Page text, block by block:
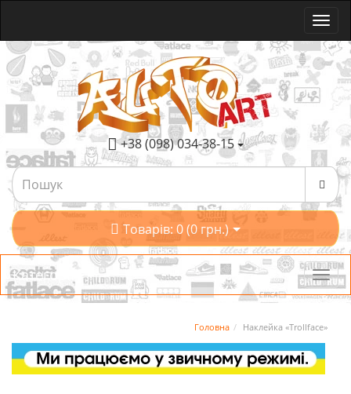
+38 (098) 034-38-15
Товарів: 0 (0 грн.)
Категорії
Головна Наклейка «Trollface»